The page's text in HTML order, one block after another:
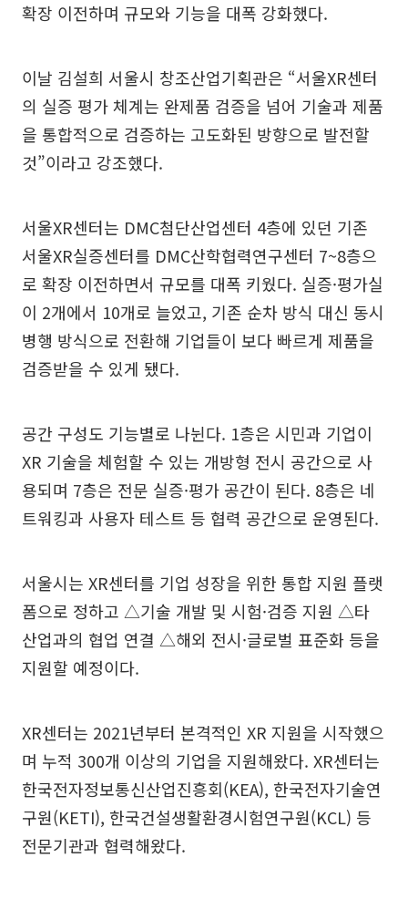
확장 이전하며 규모와 기능을 대폭 강화했다.
이날 김설희 서울시 창조산업기획관은 “서울XR센터
의 실증 평가 체계는 완제품 검증을 넘어 기술과 제품
을 통합적으로 검증하는 고도화된 방향으로 발전할
것”이라고 강조했다.
서울XR센터는 DMC첨단산업센터 4층에 있던 기존
서울XR실증센터를 DMC산학협력연구센터 7~8층으
로 확장 이전하면서 규모를 대폭 키웠다. 실증·평가실
이 2개에서 10개로 늘었고, 기존 순차 방식 대신 동시
병행 방식으로 전환해 기업들이 보다 빠르게 제품을
검증받을 수 있게 됐다.
공간 구성도 기능별로 나뉜다. 1층은 시민과 기업이
XR 기술을 체험할 수 있는 개방형 전시 공간으로 사
용되며 7층은 전문 실증·평가 공간이 된다. 8층은 네
트워킹과 사용자 테스트 등 협력 공간으로 운영된다.
서울시는 XR센터를 기업 성장을 위한 통합 지원 플랫
폼으로 정하고 △기술 개발 및 시험·검증 지원 △타
산업과의 협업 연결 △해외 전시·글로벌 표준화 등을
지원할 예정이다.
XR센터는 2021년부터 본격적인 XR 지원을 시작했으
며 누적 300개 이상의 기업을 지원해왔다. XR센터는
한국전자정보통신산업진흥회(KEA), 한국전자기술연
구원(KETI), 한국건설생활환경시험연구원(KCL) 등
전문기관과 협력해왔다.